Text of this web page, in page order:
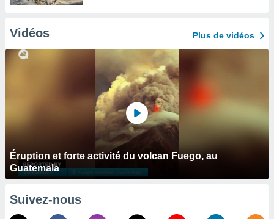
Vidéos Plus de vidéos
Éruption et forte activité du volcan Fuego, au
Guatemala
Suivez-nous